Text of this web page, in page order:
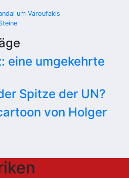
um Varoufakis
eine umgekehrte
Spitze der UN?
von Holger